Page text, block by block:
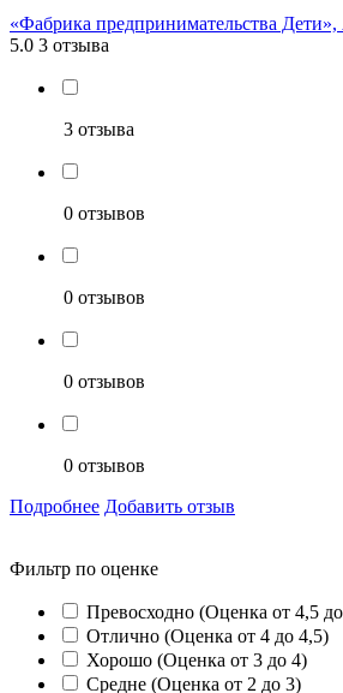
«Фабрика предпринимательства Дети»,
5.0 3 отзыва
3 отзыва
0 отзывов
0 отзывов
0 отзывов
0 отзывов
Подробнее Добавить отзыв
Фильтр по оценке
Превосходно (Оценка от 4,5
Отлично (Оценка от 4 до 4,5)
Хорошо (Оценка от 3 до 4)
Средне (Оценка от 2 до 3)